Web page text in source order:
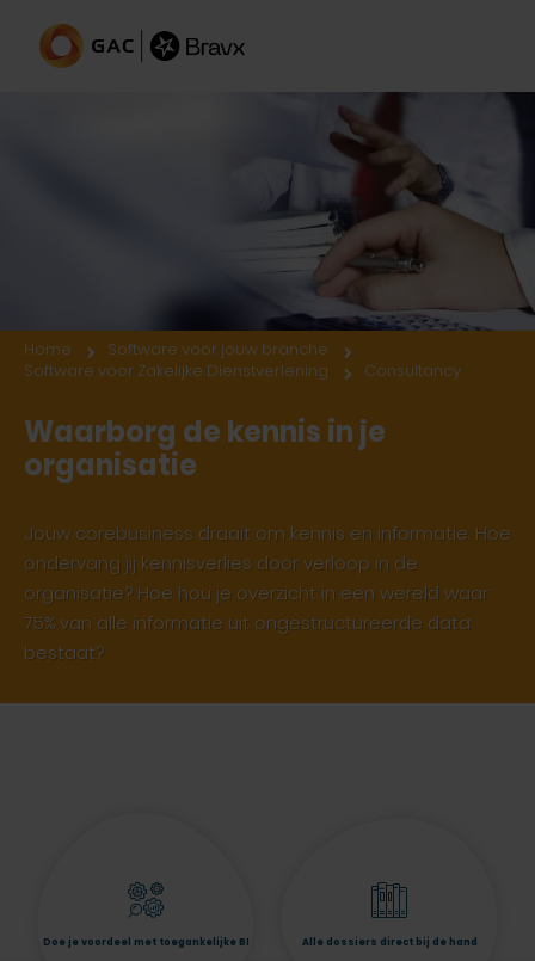
Home
Software voor jouw branche
Software voor Zakelijke Dienstverlening
Consultancy
Waarborg de kennis in je
organisatie
Jouw corebusiness draait om kennis en informatie. Hoe
ondervang jij kennisverlies door verloop in de
organisatie? Hoe hou je overzicht in een wereld waar
75% van alle informatie uit ongestructureerde data
bestaat?
Doe je voordeel met toegankelijke BI Alle dossiers direct bij de hand